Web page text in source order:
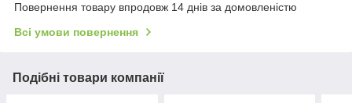
Повернення товару впродовж 14 днів за домовленістю
Всі умови повернення
Подібні товари компанії